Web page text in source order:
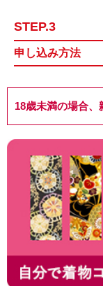
STEP.3
申し込み方法
18歳未満の場合、